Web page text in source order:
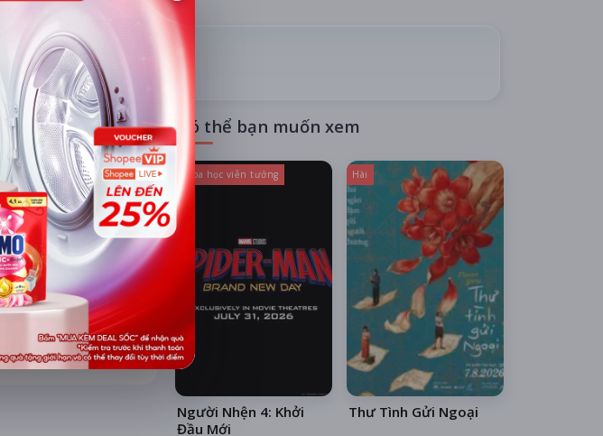
Có thể bạn muốn xem
Khoa học viễn tưởng
Người Nhện 4: Khởi
Đầu Mới
Hài
Thư Tình Gửi Ngoại